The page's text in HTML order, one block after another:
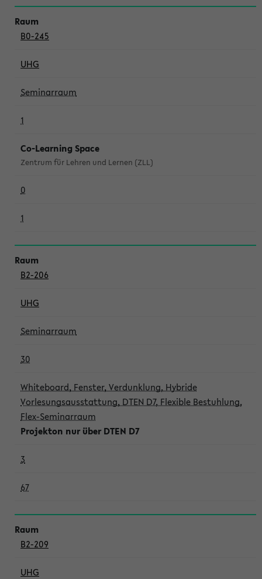
B0-245
UHG
Seminarraum
1
Co-Learning Space
Zentrum für Lehren und Lernen (ZLL)
0
1
B2-206
UHG
Seminarraum
30
Whiteboard, Fenster, Verdunklung, Hybride
Vorlesungsausstattung, DTEN D7, Flexible Bestuhlung,
Flex-Seminarraum
Projekton nur über DTEN D7
3
67
B2-209
UHG